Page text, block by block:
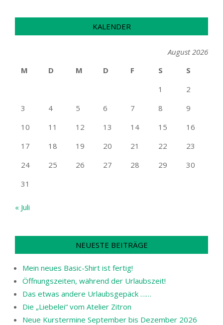
KALENDER
August 2026
M
D M D F S
S
1
2
3
4 5 6 7 8
9
10
11 12 13 14 15
16
17
18 19 20 21 22
23
24
25 26 27 28 29
30
31
« Juli
NEUESTE BEITRÄGE
Mein neues Basic-Shirt ist fertig!
Öffnungszeiten, während der Urlaubszeit!
Das etwas andere Urlaubsgepäck ……
Die „Liebelei“ vom Atelier Zitron
Neue Kurstermine September bis Dezember 2026